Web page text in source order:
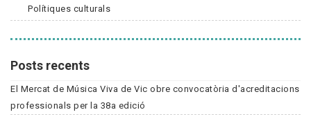
Polítiques culturals
Posts recents
El Mercat de Música Viva de Vic obre convocatòria d'acreditacions
professionals per la 38a edició